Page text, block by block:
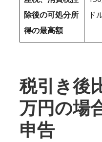
除後の可処分所
得の最高額
ド
税引き後
万円の場
申告